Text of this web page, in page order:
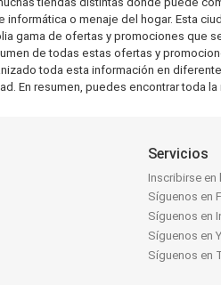
informática o menaje del hogar. Esta
gama de ofertas y promociones que
de todas estas ofertas y
toda esta información en
En resumen, puedes encontrar toda
Servicios
Inscribirse en
Síguenos en
Síguenos en
Síguenos en
Síguenos en